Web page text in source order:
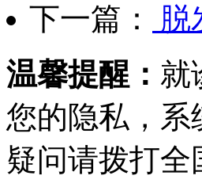
下一篇：
脱
温馨提醒： 就
您的隐私，系
疑问请拨打全